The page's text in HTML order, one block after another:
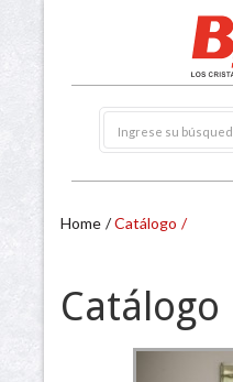
Home Catálogo
Catálogo